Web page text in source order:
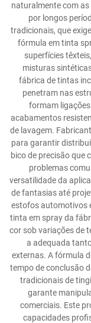
naturalmente com
por longos
tradicionais, que
fórmula em tinta
superfícies
misturas
fábrica de tintas
penetram nas
formam
acabamentos
de lavagem.
para garantir
bico de precisão que
problemas
versatilidade da
de fantasias até
estofos automotivos
tinta em spray da
cor sob variações de
a adequada
externas. A fórmula
tempo de conclusão
tradicionais de
garante
comerciais. Este
capacidades